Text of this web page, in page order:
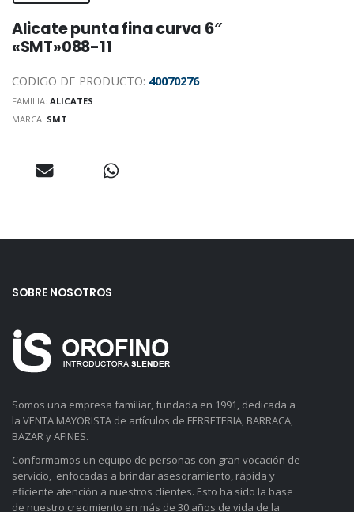
Alicate punta fina curva 6″
«SMT»088-11
CODIGO DE PRODUCTO: 40070276
FAMILIA: ALICATES
MARCA: SMT
SOBRE NOSOTROS
Somos una empresa familiar, fundada en 1991, dedicada a
la VENTA MAYORISTA de artículos de FERRETERIA, BARRACA,
BAZAR y AFINES.
Conformamos un equipo de personas con gran vocación de
servicio, enfocadas a brindar asesoramiento, rápida y
eficiente atención a nuestros clientes. Esto ha sido la base
de nuestro crecimiento en más de 30 años de vida de la